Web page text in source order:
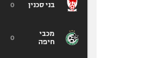
בני סכנין
מכבי
חיפה
0
0